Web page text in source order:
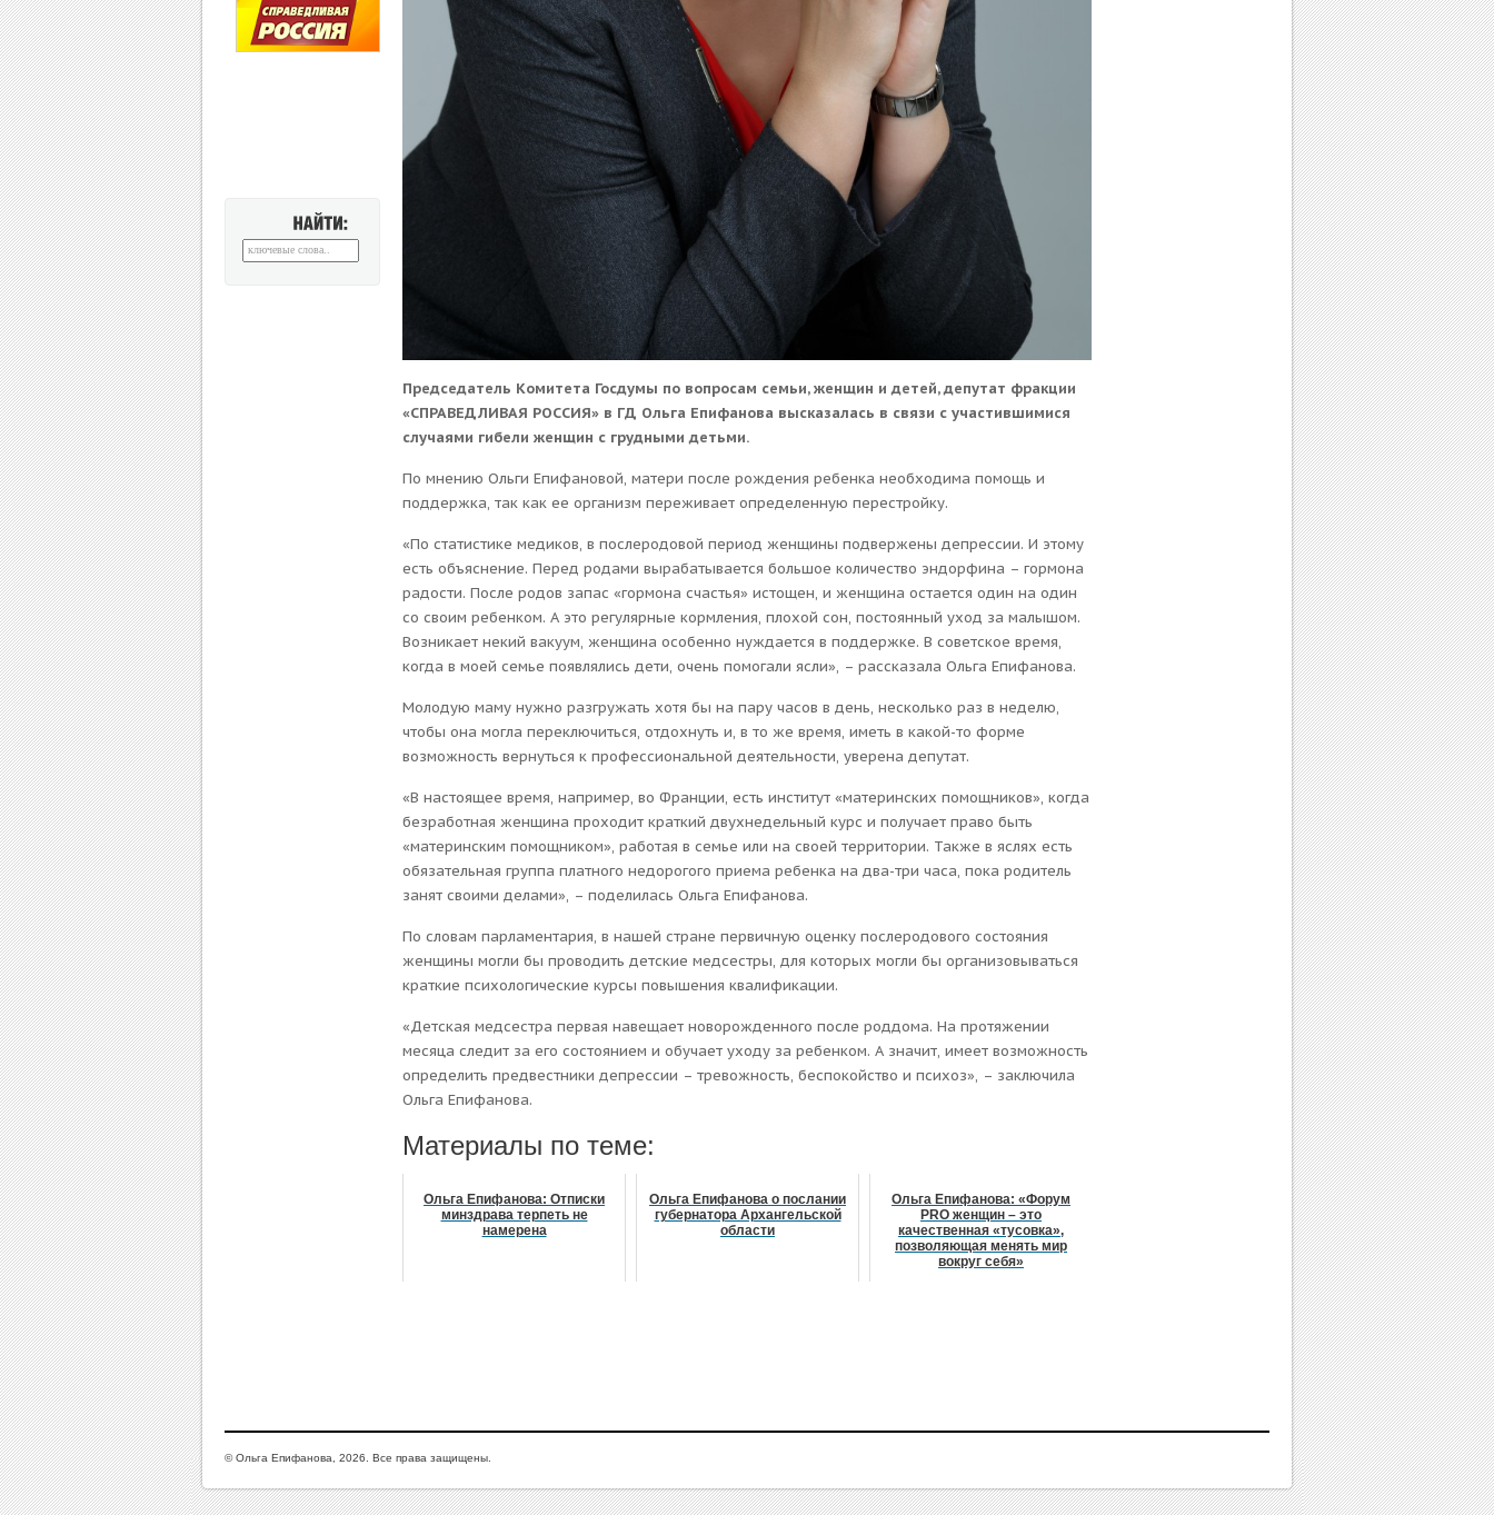
Председатель Комитета Госдумы по вопросам семьи, женщин и детей, депутат фракции
«СПРАВЕДЛИВАЯ РОССИЯ» в ГД Ольга Епифанова высказалась в связи с участившимися
случаями гибели женщин с грудными детьми.
По мнению Ольги Епифановой, матери после рождения ребенка необходима помощь и
поддержка, так как ее организм переживает определенную перестройку.
«По статистике медиков, в послеродовой период женщины подвержены депрессии. И этому
есть объяснение. Перед родами вырабатывается большое количество эндорфина – гормона
радости. После родов запас «гормона счастья» истощен, и женщина остается один на один
со своим ребенком. А это регулярные кормления, плохой сон, постоянный уход за малышом.
Возникает некий вакуум, женщина особенно нуждается в поддержке. В советское время,
когда в моей семье появлялись дети, очень помогали ясли», – рассказала Ольга Епифанова.
Молодую маму нужно разгружать хотя бы на пару часов в день, несколько раз в неделю,
чтобы она могла переключиться, отдохнуть и, в то же время, иметь в какой-то форме
возможность вернуться к профессиональной деятельности, уверена депутат.
«В настоящее время, например, во Франции, есть институт «материнских помощников», когда
безработная женщина проходит краткий двухнедельный курс и получает право быть
«материнским помощником», работая в семье или на своей территории. Также в яслях есть
обязательная группа платного недорогого приема ребенка на два-три часа, пока родитель
занят своими делами», – поделилась Ольга Епифанова.
По словам парламентария, в нашей стране первичную оценку послеродового состояния
женщины могли бы проводить детские медсестры, для которых могли бы организовываться
краткие психологические курсы повышения квалификации.
«Детская медсестра первая навещает новорожденного после роддома. На протяжении
месяца следит за его состоянием и обучает уходу за ребенком. А значит, имеет возможность
определить предвестники депрессии – тревожность, беспокойство и психоз», – заключила
Ольга Епифанова.
Материалы по теме:
Ольга Епифанова: Отписки
минздрава терпеть не
намерена
Ольга Епифанова о послании
губернатора Архангельской
области
Ольга Епифанова: «Форум
PRO женщин – это
качественная «тусовка»,
позволяющая менять мир
вокруг себя»
© Ольга Епифанова, 2026. Все права защищены.